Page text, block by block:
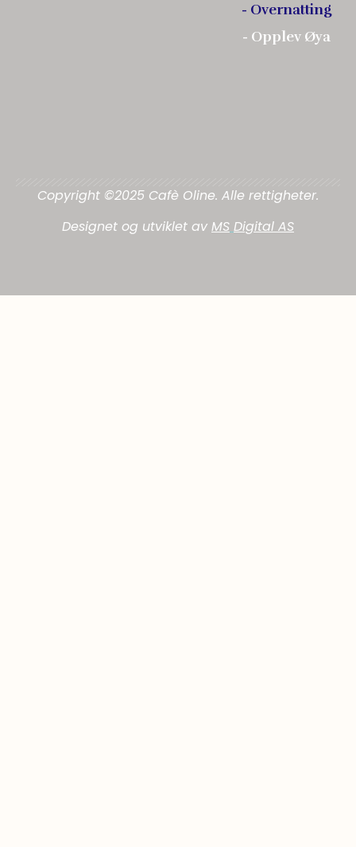
- Overnatting
- Opplev Øya
Copyright ©2025 Cafè Oline. Alle rettigheter.
Designet og utviklet av MS Digital AS